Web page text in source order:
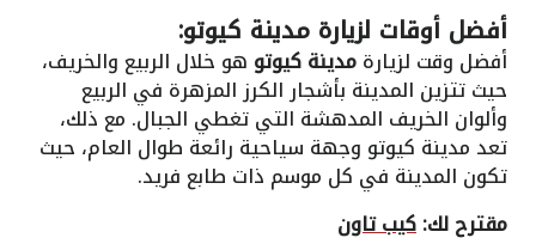
أفضل أوقات لزيارة مدينة كيوتو:
أفضل وقت لزيارةمدينة كيوتو هو خلال الربيع والخريف،
حيث تتزين المدينة بأشجار الكرز المزهرة في الربيع
وألوان الخريف المدهشة التي تغطي الجبال. مع ذلك،
تعد مدينة كيوتو وجهة سياحية رائعة طوال العام، حيث
تكون المدينة في كل موسم ذات طابع فريد.
مقترح لك:كيب تاون